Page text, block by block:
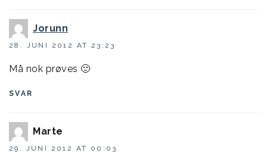
Jorunn
28. JUNI 2012 AT 23:23
Må nok prøves 🙂
SVAR
Marte
29. JUNI 2012 AT 00:03